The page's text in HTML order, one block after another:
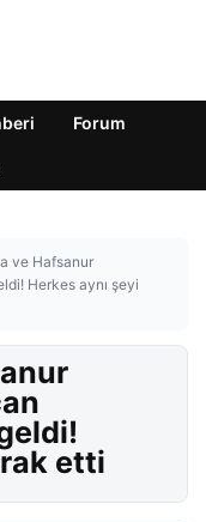
Forum
ve Hafsanur
Herkes aynı şeyi
etti